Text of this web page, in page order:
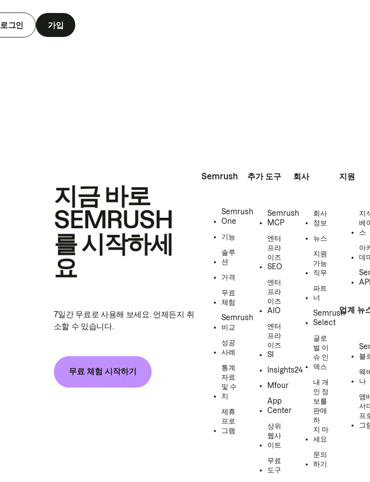
로그인 가입
지금 바로
SEMRUSH
를 시작하세
요
7일간 무료로 사용해 보세요. 언제든지 취
소할 수 있습니다.
무료 체험 시작하기
Semrush
Semrush
One
기능
솔루
션
가격
무료
체험
Semrush
비교
성공
사례
통계
자료
및 수
치
제휴
프로
그램
추가 도구
Semrush
MCP
엔터
프라
이즈
SEO
엔터
프라
이즈
AIO
엔터
프라
이즈
SI
Insights24
Mfour
App
Center
상위
웹사
이트
무료
도구
회사
회사
정보
뉴스
지원
가능
직무
파트
너
Semrush
Select
글로
벌 이
슈 인
덱스
내 개
인 정
보를
판매
하
지 마
세요
문의
하기
지원
지
베
스
아
데
업계 뉴
블
웨
나
앰
서
프
그